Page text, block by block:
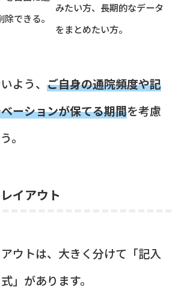
除できる。
みたい方、長期的なデータ
をまとめたい方。
よう、 ご自身の通院頻度や記
ーションが保てる期間を考慮
。
イアウト
ウトは、大きく分けて「記入
」があります。